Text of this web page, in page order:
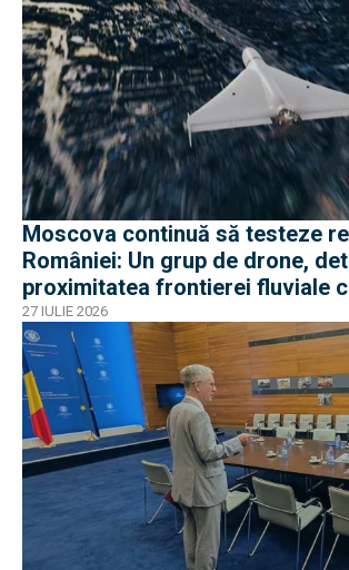
Moscova continuă să testeze
României: Un grup de drone,
proximitatea frontierei fluviale
27 IULIE 2026